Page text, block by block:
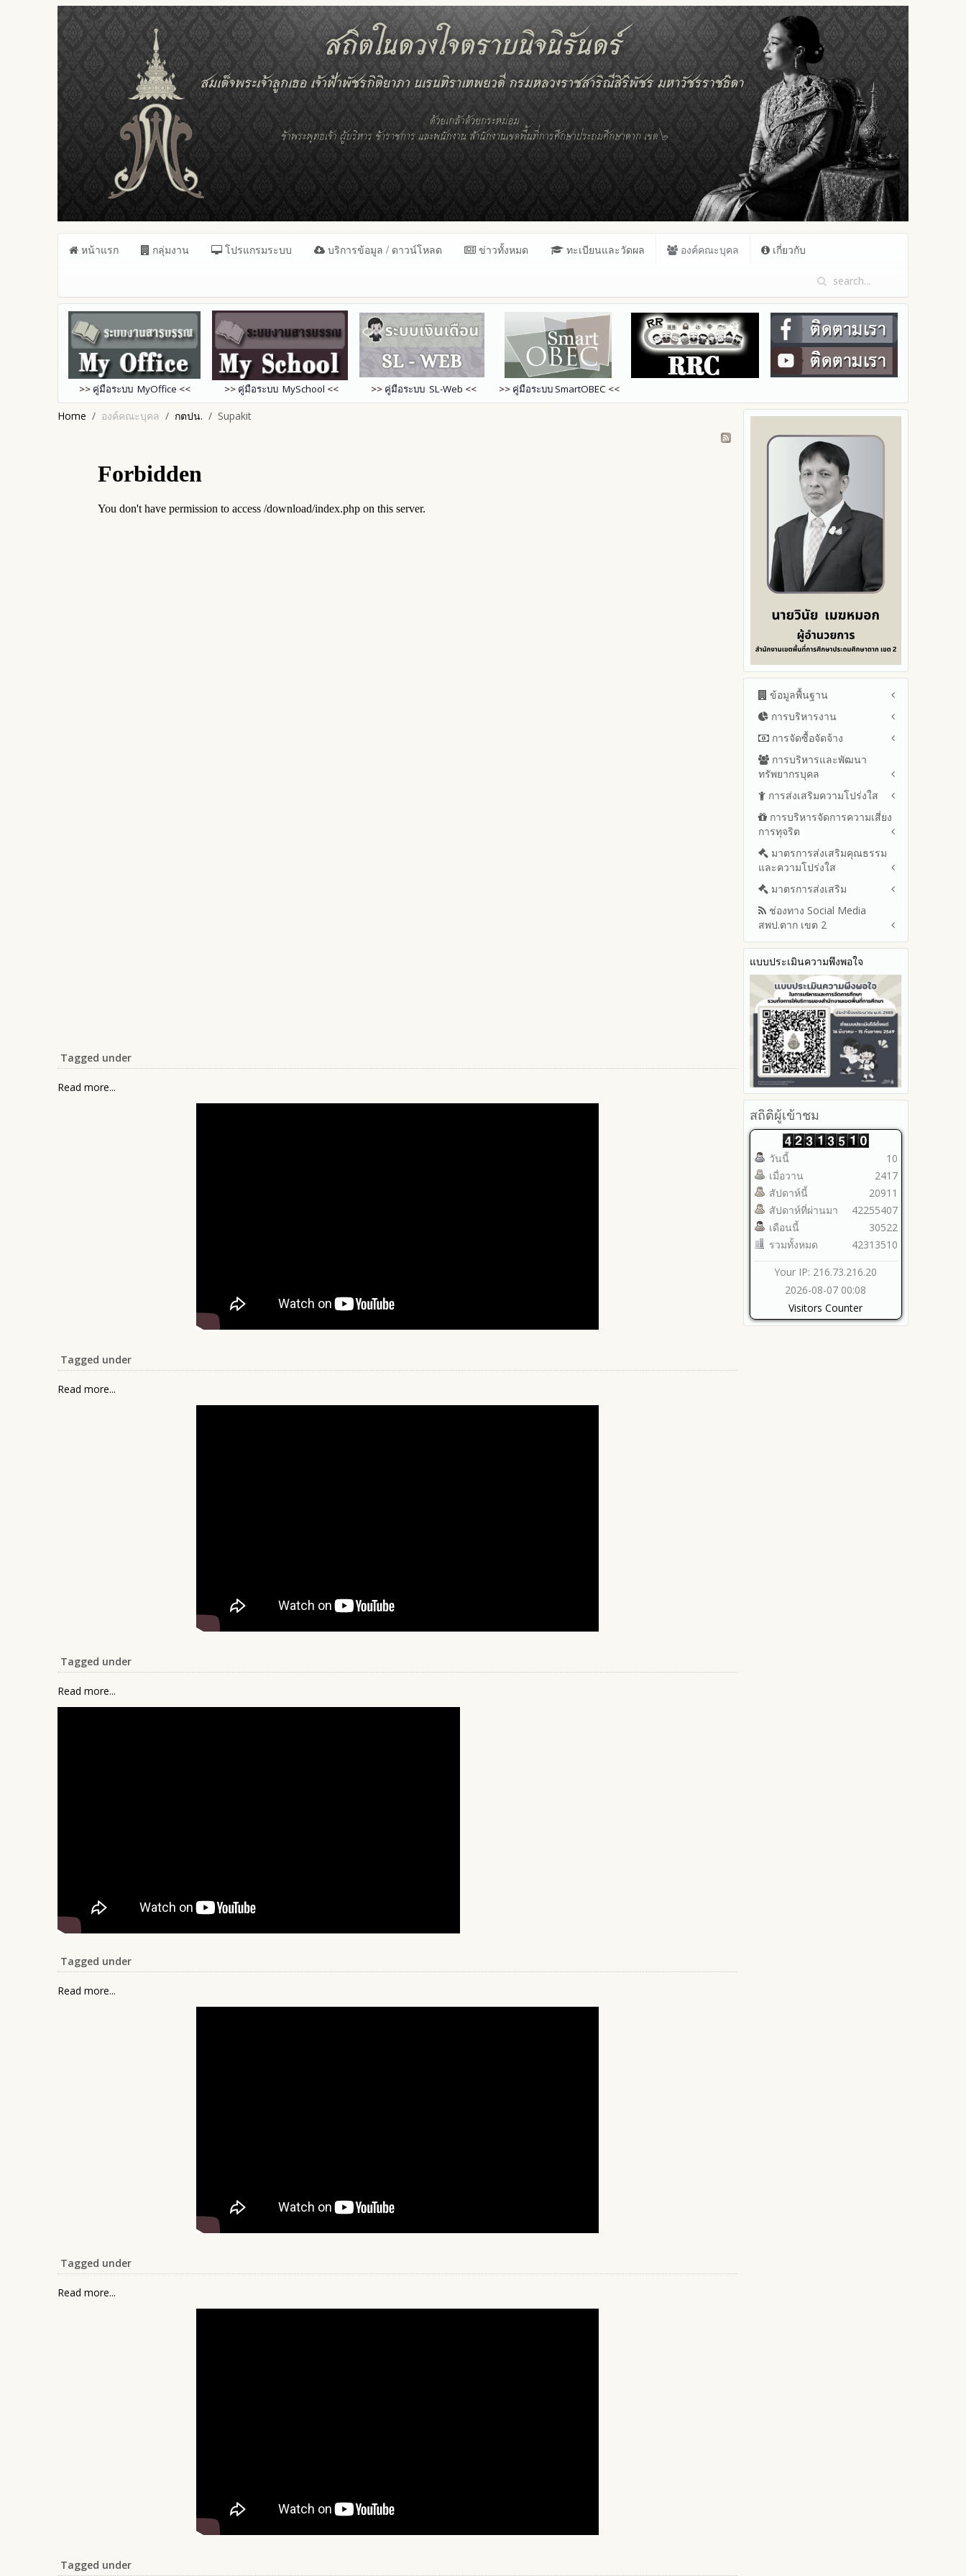
หน้าแรก กลุ่มงาน โปรแกรมระบบ บริการข้อมูล / ดาวน์โหลด ข่าวทั้งหมด ทะเบียนและวัดผล องค์คณะบุคล เกี่ยวกับ
>> คู่มือระบบ MyOffice << >> คู่มือระบบ MySchool << >> คู่มือระบบ SL-Web << >> คู่มือระบบSmartOBEC <<
Home องค์คณะบุคล กตปน. Supakit
Tagged under
Read more...
Tagged under
Read more...
Tagged under
Read more...
Tagged under
Read more...
Tagged under
Read more...
Tagged under
ข้อมูลพื้นฐาน
โครงสร้าง หน้าที่และอำนาจ
ข้อมูลผู้บริหาร
ข้อมูลการติดต่อและ ช่อง
ทางการสอบถาม
ระเบียบ / กฎหมายที่เกี่ยวข้อง
นโยบายคุ้มครองข้อมูลส่วน
บุคคล
ข่าวประชาสัมพันธ์
ข่าวสารพัฒนาสำนักงาน
เกี่ยวข้องกับแนวทางส่งเสริมความ
การบริหารงาน
แผนยุทธศาสตร์หรือแผนพัฒนา
สำนักงานเขตพื้นที่การศึกษา
แผนและความก้าวหน้าในการ
ประจำปีงบประมาณ
ปีงบประมาณ 2569
ปีงบประมาณ 2568
ปีงบประมาณ 2567
ปีงบประมาณ 2566
ปีงบประมาณ 2565
รายงานผลการดำเนินงาน
ประจำปี
รายงานผลปี 2567
รายงานผลปี 2566
รายงานผลปี 2565
รายงานผลปี 2564
คู่มือหรือแนวทางการปฏิบัติงาน
ของเจ้าหน้าที่
คู่มือหรือแนวทางการขอรับ
บริการสำหรับผู้รับบริการหรือผู้มา
ติดต่อ
ระบบการให้บริการผ่านช่อง
ทางออนไลน์ (E-Service)
My Office
My School
SL-WEB
BRSS
ACC Tak2
ข้อมูลสถิติการให้บริการ
การจัดซื้อจัดจ้าง
สรุปผลการจัดซื้อจัดจ้างหรือการ
จัดหาพัสดุรายเดือน ประจำ
ปีงบประมาณ พ.ศ.2569 (แบบ
สขร.1)
รายงานสรุปผลการจัดซื้อจัดจ้าง
หรือการจัดหาพัสดุของสำนักงาน
เขตพื้นที่การศึกษา ประจำ
ปีงบประมาณ พ.ศ. 2568
การบริหารและพัฒนา
ทรัพยากรบุคล
หลักเกณฑ์และแผนการบริหาร
และพัฒนาทรัพยากรบุคลล ประจำ
ปีงบประมาณ พ.ศ.2569
พัฒนาทรัพยากรบุคคลประจำ
ปีงบประมาณ
ประมวลจริยธรรมและการขับ
เคลื่อนจริยธรรม
การส่งเสริมความโปร่งใส
แนวปฏิบัติการจัดการเรื่องร้อง
เรียนการทุจริตและประพฤติมิชอบ
ช่องทางแจ้งเรื่องร้องเรียนการ
ทุจริตและประพฤติมิชอบ
ข้อมูลสถิติเรื่องร้องเรียนการ
ทุจริตและประพฤติมิชอบ ประจำ
ปีงบประมาณ
การเปิดโอกาสให้มีส่วนร่วมใน
การดำเนินงานปีงบประมาณ
การบริหารจัดการความเสี่ยง
การทุจริต
การขับเคลื่อนนโยบาย No Gift
Policy จากการปฏิบัติหน้าที่ และ
การเสริมสร้างความรู้เกี่ยวกับหลัก
เกณฑ์การรับ ทรัพย์สินหรือประ
โปยชน์อื่นใดโดยธรรมจรรยาของ
เจ้าพนักงานของรัฐ
การประเมินความเสี่ยง ใน
สำนักงานเขตพื้นที่การศึกษา
ประจำปีงบประมาณ
รายงานผลการดำเนินการตาม
แผนบริหารจัดการความเสี่ยงการ
ทุจริตของสำนักงานเขตพื้นที่การ
ศึกษา ประจำงบประมาณ
มาตรการส่งเสริมคุณธรรม
และความโปร่งใส
แผนปฏิบัติการป้องกันการทุจริต
ประจำปีงบประมาณ
2569
2568
2567
2566
2565
2564
รายงานผลการดำเนินการ
ป้องกันการทุจริตประจำปี
2568
2567
2566
2565
2564
2563
รายงานการกำกับติดตาม
มาตรการส่งเสริมคุณธรรมและ
ความโปร่งใสภายใน สพท.
การนำผลการประเมิน ITA ไปสู่
การพัฒนาองค์กร
รายงานผลการดำเนินการเพื่อ
โปร่งใสภายใน สพท. ประจำ
ปีงบประมาณ
มาตรการส่งเสริม
มาตรการเผยแพร่ข้อมูลต่อ
สาธารณะ
มาตรการส่งเสริมความโปร่งใสใน
การจัดซื้อจัดจ้าง
มาตราการจัดการเรื่องร้องเรียน
การทุจริต
มาตรการป้องกันการรับสินบน
มาตรการป้องกันการขัดกัน
ระหว่างผลประโยชน์ส่วนตนกับ
ส่วนรวม
มาตรการตรวจสอบการใช้ดุลพินิจ
มาตราการให้ผู้มีส่วนได้ส่วนเสียมี
ส่วนร่วม
ช่องทาง Social Media
สพป.ตาก เขต 2
Q&A / ชมเชย / เสนอแนะ
Facebook เพจ สพป.ตาก 2
Youtube ช่อง สพป.ตาก เขต 2
Youtube เรื่องเล่าข่าวตาก 2
แบบประเมินความพึงพอใจ
สถิติผู้เข้าชม
วันนี้
เมื่อวาน
สัปดาห์นี้
สัปดาห์ที่ผ่านมา
เดือนนี้
รวมทั้งหมด
10
2417
20911
42255407
30522
42313510
Your IP: 216.73.216.20
2026-08-07 00:08
Visitors Counter